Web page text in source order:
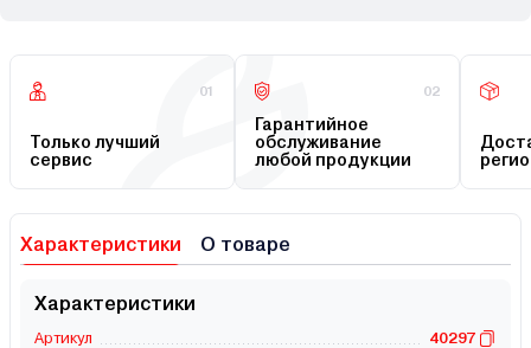
01
Только лучший
сервис
02
Гарантийное
обслуживание
любой продукции
Характеристики О товаре
Характеристики
Артикул
40297